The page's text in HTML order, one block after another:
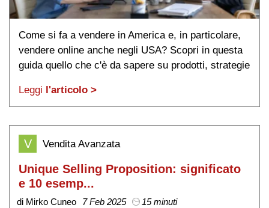
Come si fa a vendere in America e, in particolare,
vendere online anche negli USA? Scopri in questa
guida quello che c'è da sapere su prodotti, strategie
Leggi
l'articolo >
V Vendita Avanzata
Unique Selling Proposition: significato
e 10 esemp...
di Mirko Cuneo 7 Feb 2025 15 minuti